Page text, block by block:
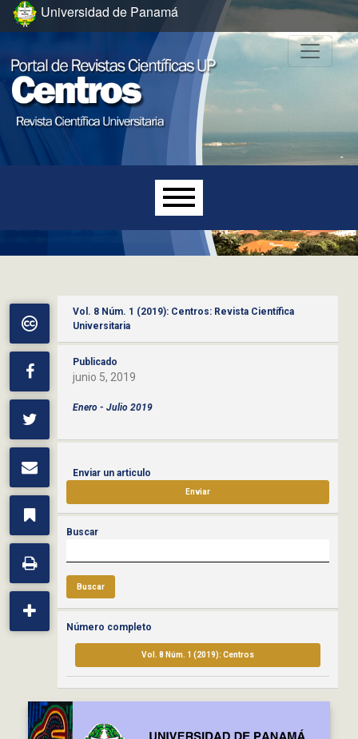
Ir al menú de navegación principal
Ir al contenido principal
Ir al pie de página del sitio
Universidad de Panamá
Menú principal
Vol. 8 Núm. 1 (2019): Centros: Revista Científica
Universitaria
Publicado
junio 5, 2019
Enero - Julio 2019
Enviar un articulo
Enviar
Buscar
Buscar
Número completo
Vol. 8 Núm. 1 (2019): Centros